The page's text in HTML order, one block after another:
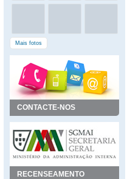
Mais fotos
CONTACTE-NOS
RECENSEAMENTO